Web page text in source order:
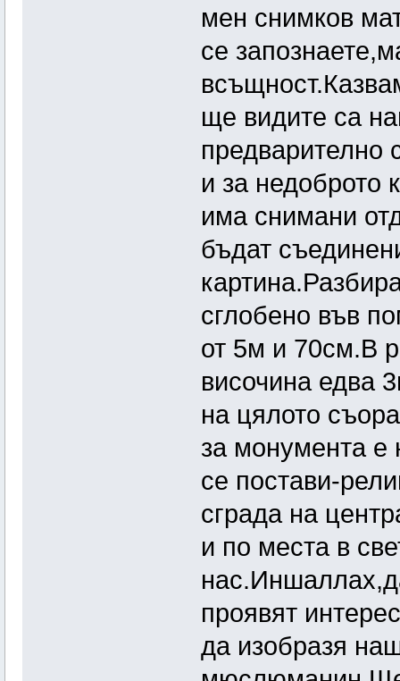
мен снимков
се
ще видите са
предварително
и за недоброто
има снимани
бъдат
сглобено във
от 5м и 70см.В
височина едва
на цялото
за монумента е
се постави-
сграда на
и по места в
проявят
да изобразя